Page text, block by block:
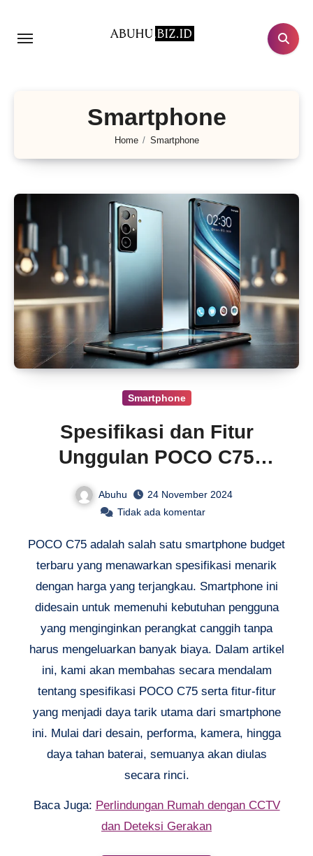
Smartphone
Home Smartphone
Smartphone
Spesifikasi dan Fitur
Unggulan POCO C75
Abuhu
24 November 2024
Tidak ada komentar
POCO C75 adalah salah satu smartphone budget
terbaru yang menawarkan spesifikasi menarik
dengan harga yang terjangkau. Smartphone ini
didesain untuk memenuhi kebutuhan pengguna
yang menginginkan perangkat canggih tanpa
harus mengeluarkan banyak biaya. Dalam artikel
ini, kami akan membahas secara mendalam
tentang spesifikasi POCO C75 serta fitur-fitur
yang menjadi daya tarik utama dari smartphone
ini. Mulai dari desain, performa, kamera, hingga
daya tahan baterai, semuanya akan diulas
secara rinci.
Baca Juga: Perlindungan Rumah dengan CCTV
dan Deteksi Gerakan